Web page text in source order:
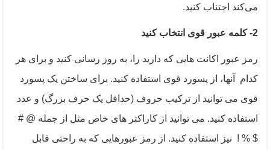
می‌کند اجتناب کنید.
-2 کلمه عبور قوی انتخاب کنید
رمز عبور اکانت هایی که دارید را، به روز رسانی کنید و برای هر
کدام آنها، از پسورد قوی استفاده کنید. برای ساختن یک پسورد
قوی می توانید از ترکیب حروف (حداقل یک حرف بزرگ) و عدد
استفاده کنید. می توانید از کاراکتر های خاص مثل از جمله @ #
$ % ! نیز استفاده کنید. از رمز عبورهایی که به راحتی قابل